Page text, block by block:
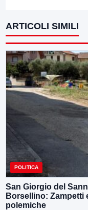
ARTICOLI SIMILI
POLITICA
San Giorgio del
Borsellino: Zampetti
polemiche